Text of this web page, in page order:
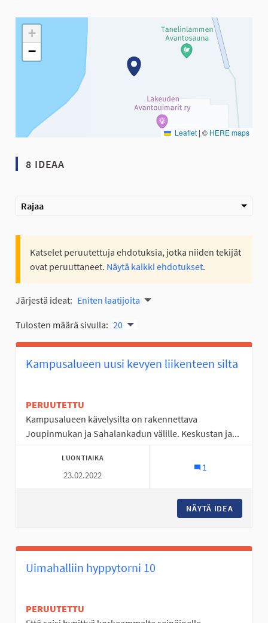
Seuraavassa elementissä on kartta, joka esittää tämän
+
−
Leaflet | © HERE maps
8 IDEAA
Rajaa
Katselet peruutettuja ehdotuksia, jotka niiden tekijät
ovat peruuttaneet. Näytä kaikki ehdotukset.
Järjestä ideat: Eniten laatijoita
Tulosten määrä sivulla: 20
Kampusalueen uusi kevyen liikenteen silta
PERUUTETTU
Kampusalueen kävelysilta on rakennettava
Joupinmukan ja Sahalankadun välille. Keskustan ja...
LUONTIAIKA
23.02.2022
1
NÄYTÄ IDEA
Uimahalliin hyppytorni 10
PERUUTETTU